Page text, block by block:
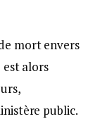
mort envers
est alors
public.